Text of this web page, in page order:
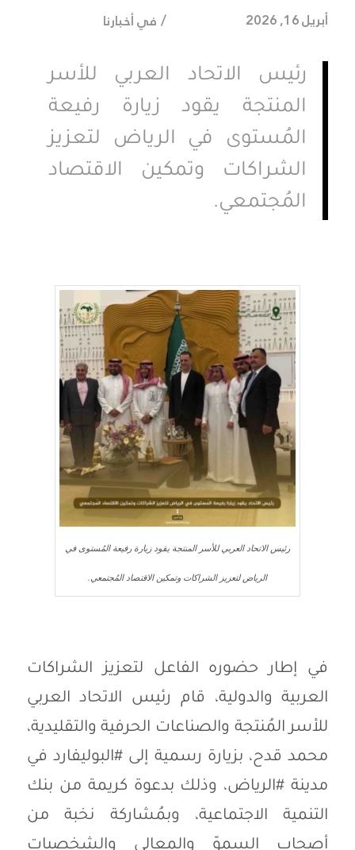
أبريل 16, 2026 / فيأخبارنا
رئيس الاتحاد العربي للأسر
المنتجة يقود زيارة رفيعة
المُستوى في الرياض لتعزيز
الشراكات وتمكين الاقتصاد
المُجتمعي.
رئيس الاتحاد العربي للأسر المنتجة يقود زيارة رفيعة المُستوى في
الرياض لتعزيز الشراكات وتمكين الاقتصاد المُجتمعي.
في إطار حضوره الفاعل لتعزيز الشراكات
العربية والدولية، قام رئيس الاتحاد العربي
للأسر المُنتجة والصناعات الحرفية والتقليدية،
محمد قدح، بزيارة رسمية إلى #البوليفارد في
مدينة #الرياض، وذلك بدعوة كريمة من بنك
التنمية الاجتماعية، وبمُشاركة نخبة من
أصحاب السموّ والمعالي والشخصيات